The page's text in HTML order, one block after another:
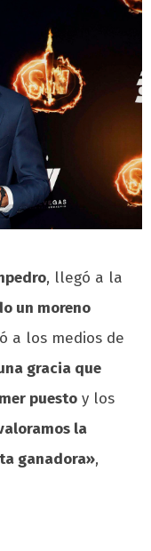
, llegó a la
un moreno
a los medios de
gracia que
puesto y los
la
ganadora»,